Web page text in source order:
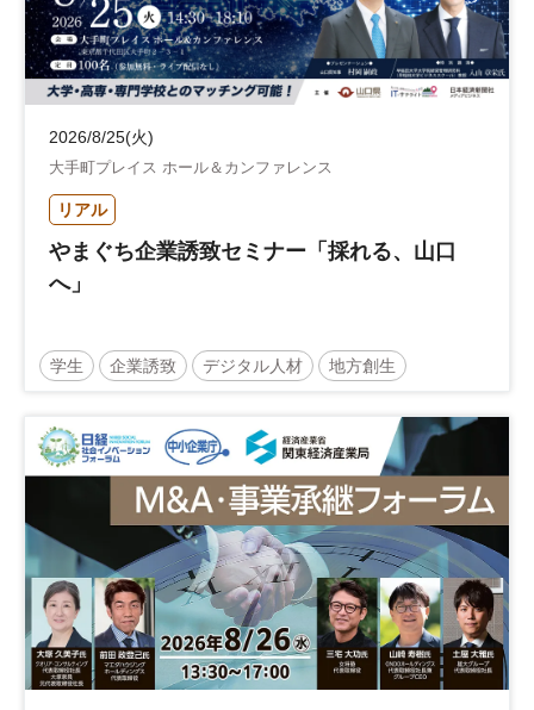
2026/8/25(火)
大手町プレイス ホール＆カンファレンス
リアル
やまぐち企業誘致セミナー「採れる、山口
へ」
学生 企業誘致 デジタル人材 地方創生
地域活性化 自治体